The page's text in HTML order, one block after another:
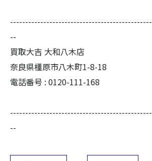
--
買取大吉 大和八木店
奈良県橿原市八木町1-8-18
電話番号 : 0120-111-168
--